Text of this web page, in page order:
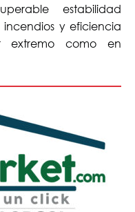
estabilidad
y eficiencia
extremo como en